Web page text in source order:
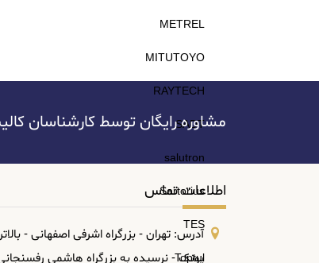
METREL
MITUTOYO
RAYTECH
SADT
salutron
Sartorius
TES
Toptul
مشاوره رایگان توسط کارشناسان کالیبراسیون
اطلاعات تماس
آدرس: تهران - بزرگراه اشرفی اصفهانی -
پونک - نرسیده به بزرگراه هاشمی رفسنجانی